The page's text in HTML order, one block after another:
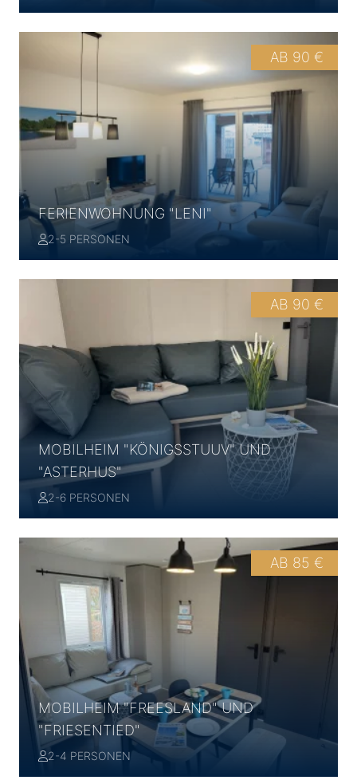
+
+
FERIENWOHNUNG "LENI"
2-5 PERSONEN
AB 90 €
MOBILHEIM "KÖNIGSSTUUV" UND
"ASTERHUS"
2-6 PERSONEN
AB 90 €
MOBILHEIM "FREESLAND" UND
"FRIESENTIED"
2-4 PERSONEN
AB 85 €